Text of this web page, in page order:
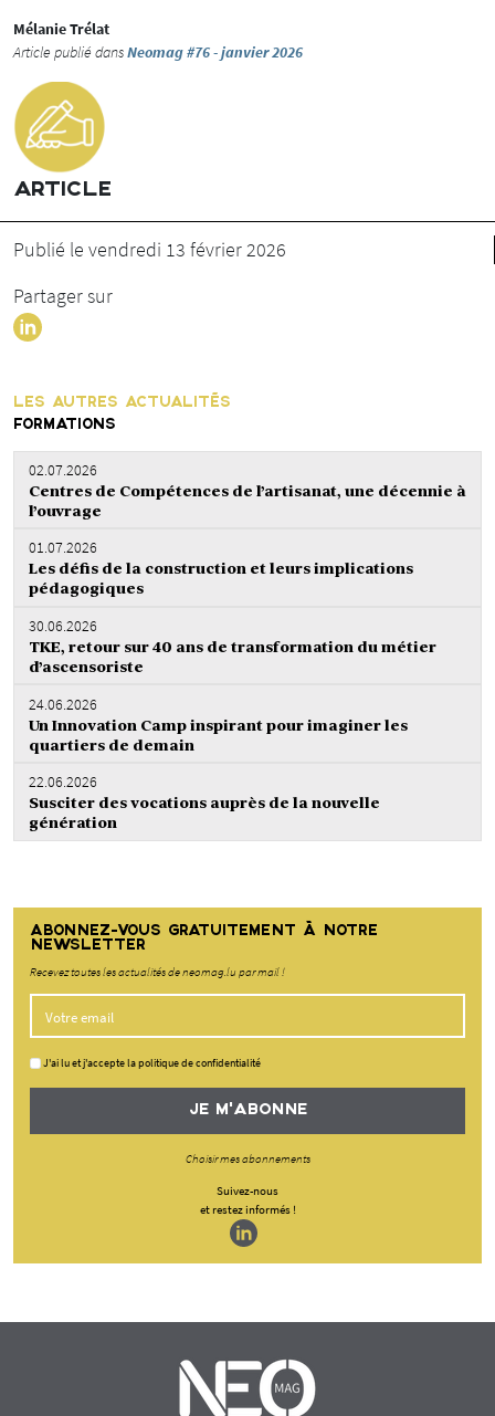
Mélanie Trélat
Article publié dansNeomag #76 - janvier 2026
ARTICLE
Publié le vendredi 13 février 2026
Partager sur
LES AUTRES ACTUALITÉS
FORMATIONS
02.07.2026
Centres de Compétences de l’artisanat, une décennie à
l’ouvrage
01.07.2026
Les défis de la construction et leurs implications
pédagogiques
30.06.2026
TKE, retour sur 40 ans de transformation du métier
d’ascensoriste
24.06.2026
Un Innovation Camp inspirant pour imaginer les
quartiers de demain
22.06.2026
Susciter des vocations auprès de la nouvelle
génération
ABONNEZ-VOUS GRATUITEMENT À NOTRE
NEWSLETTER
Recevez toutes les actualités de neomag.lu par mail !
J'ai lu et j'accepte la politique de confidentialité
JE M'ABONNE
Choisir mes abonnements
Suivez-nous
et restez informés !